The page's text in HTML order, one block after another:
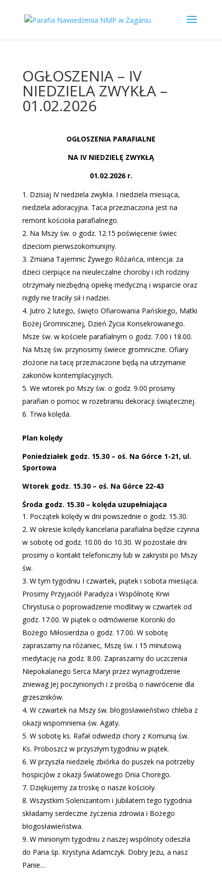
OGŁOSZENIA – IV
NIEDZIELA ZWYKŁA –
01.02.2026
OGŁOSZENIA PARAFIALNE
NA IV NIEDZIELĘ ZWYKŁĄ
01.02.2026 r.
Dzisiaj IV niedziela zwykła. I niedziela miesiąca,
niedziela adoracyjna. Taca przeznaczona jest na
remont kościoła parafialnego.
Na Mszy św. o godz. 12.15 poświęcenie świec
dzieciom pierwszokomunijny.
Zmiana Tajemnic Żywego Różańca, intencja: za
dzieci cierpiące na nieuleczalne choroby i ich rodziny
otrzymały niezbędną opiekę medyczną i wsparcie oraz
nigdy nie traciły sił i nadziei.
Jutro 2 lutego, święto Ofiarowania Pańskiego, Matki
Bożej Gromnicznej, Dzień Życia Konsekrowanego.
Msze św. w kościele parafialnym o godz. 7.00 i 18.00.
Na Mszę św. przynosimy świece gromniczne. Ofiary
złożone na tacę przeznaczone będą na utrzymanie
zakonów kontemplacyjnych.
We wtorek po Mszy św. o godz. 9.00 prosimy
parafian o pomoc w rozebraniu dekoracji świątecznej.
Trwa kolęda.
Plan kolędy
Poniedziałek godz. 15.30 – oś. Na Górce 1-21, ul.
Sportowa
Wtorek godz. 15.30 – oś. Na Górce 22-43
Środa godz. 15.30 – kolęda uzupełniająca
Początek kolędy w dni powszednie o godz. 15.30.
W okresie kolędy kancelaria parafialna będzie czynna
w sobotę od godz. 10.00 do 10.30. W pozostałe dni
prosimy o kontakt telefoniczny lub w zakrystii po Mszy
św.
W tym tygodniu I czwartek, piątek i sobota miesiąca.
Prosimy Przyjaciół Paradyża i Wspólnotę Krwi
Chrystusa o poprowadzenie modlitwy w czwartek od
godz. 17.00. W piątek o odmówienie Koronki do
Bożego Miłosierdzia o godz. 17.00. W sobotę
zapraszamy na różaniec, Mszę św. i 15 minutową
medytację na godz. 8.00. Zapraszamy do uczczenia
Niepokalanego Serca Maryi przez wynagrodzenie
zniewag Jej poczynionych i z prośbą o nawrócenie dla
grzeszników.
W czwartek na Mszy św. błogosławieństwo chleba z
okazji wspomnienia św. Agaty.
W sobotę ks. Rafał odwiedzi chory z Komunią św.
Ks. Proboszcz w przyszłym tygodniu w piątek.
W przyszła niedzielę zbiórka do puszek na potrzeby
hospicjów z okazji Światowego Dnia Chorego.
Dziękujemy za troskę o nasze kościoły.
Wszystkim Solenizantom i Jubilatem tego tygodnia
składamy serdeczne życzenia zdrowia i Bożego
błogosławieństwa.
W minionym tygodniu z naszej wspólnoty odeszła
do Pana śp. Krystyna Adamczyk. Dobry Jezu, a nasz
Panie…